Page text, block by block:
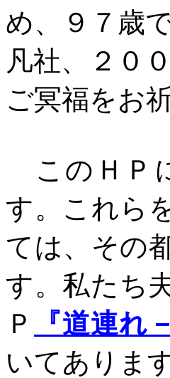
め、９７歳
凡社、２０
ご冥福をお
このＨＰ
す。これら
ては、その
す。私たち
Ｐ
『道連れ
いてあります